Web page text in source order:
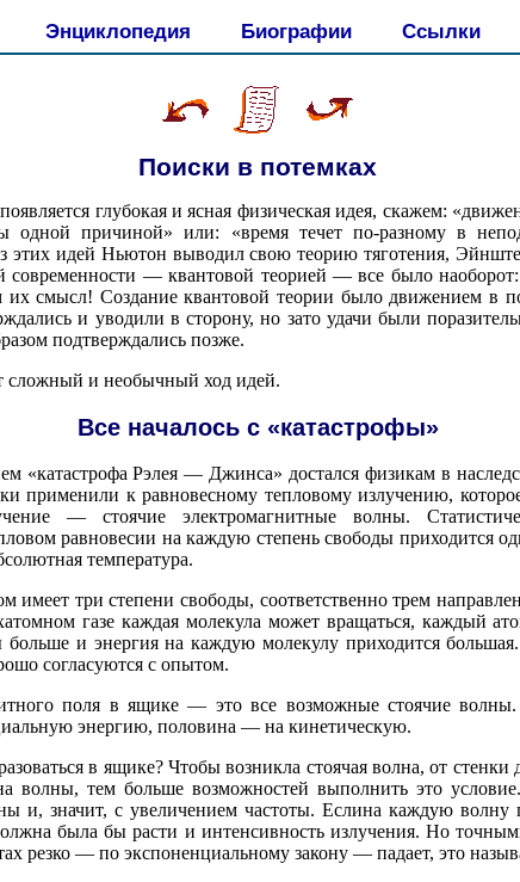
Энциклопедия Биографии Ссылки
Поиски в потемках
глубокая и ясная физическая идея, скажем:
одной причиной» или: «время течет по-разному в
этих идей Ньютон выводил свою теорию тяготения,
современности — квантовой теорией — все было наоборот:
их смысл! Создание квантовой теории было движением в
и уводили в сторону, но зато удачи были
подтверждались позже.
сложный и необычный ход идей.
Все началось с «катастрофы»
«катастрофа Рэлея — Джинса» достался физикам в
применили к равновесному тепловому излучению,
— стоячие электромагнитные волны.
равновесии на каждую степень свободы приходится
температура.
имеет три степени свободы, соответственно трем
газе каждая молекула может вращаться, каждый
больше и энергия на каждую молекулу приходится
согласуются с опытом.
поля в ящике — это все возможные стоячие
энергию, половина — на кинетическую.
в ящике? Чтобы возникла стоячая волна, от
волны, тем больше возможностей выполнить это
и, значит, с увеличением частоты. Еслина каждую волну
была бы расти и интенсивность излучения. Но
резко — по экспоненциальному закону — падает, это